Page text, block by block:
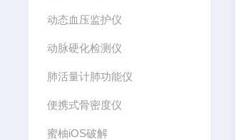
动态血压监护仪
动脉硬化检测仪
肺活量计肺功能仪
便携式骨密度仪
蜜柚iOS破解